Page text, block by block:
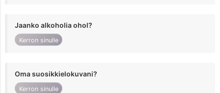
Jaanko alkoholia ohol?
Kerron sinulle
Oma suosikkielokuvani?
Kerron sinulle